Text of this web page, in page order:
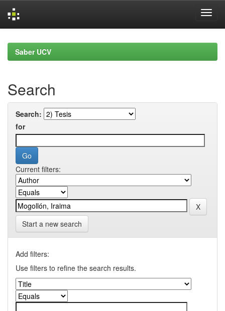
navigationSaber UCV
Search
Search:
for
Current filters:
Start a new search
Add filters:
Use filters to refine the search results.